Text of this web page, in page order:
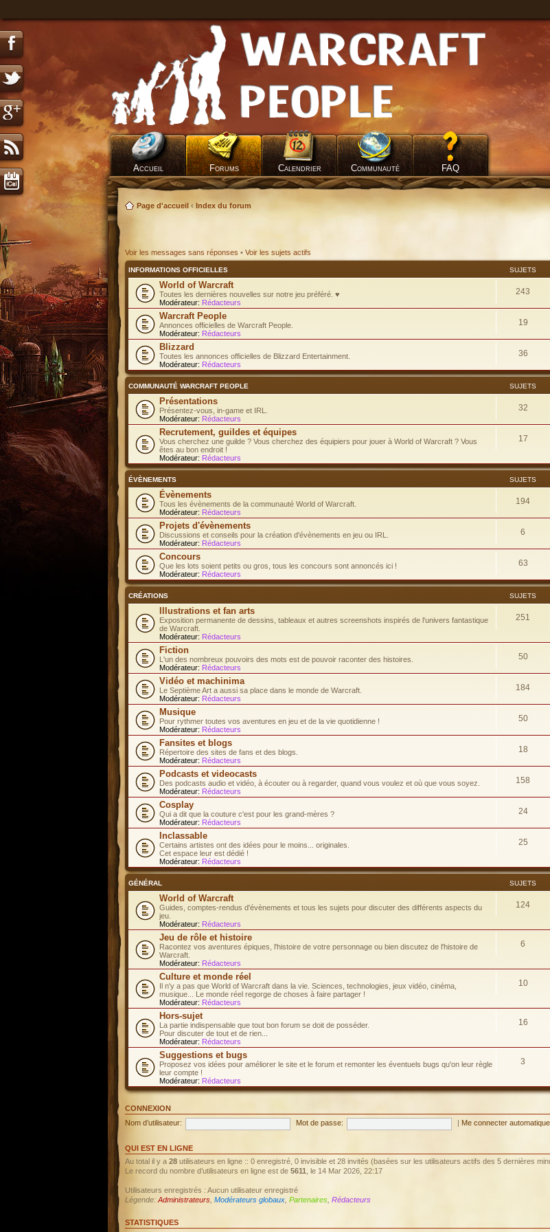
Accueil Forums Calendrier Communauté FAQ
Page d'accueil ‹ Index du forum
Voir les messages sans réponses • Voir les sujets actifs
INFORMATIONS OFFICIELLES SUJETS
World of Warcraft
Toutes les dernières nouvelles sur notre jeu préféré. ♥
Modérateur: Rédacteurs
243
Warcraft People
Annonces officielles de Warcraft People.
Modérateur: Rédacteurs
19
Blizzard
Toutes les annonces officielles de Blizzard Entertainment.
Modérateur: Rédacteurs
36
COMMUNAUTÉ WARCRAFT PEOPLE SUJETS
Présentations
Présentez-vous, in-game et IRL.
Modérateur: Rédacteurs
32
Recrutement, guildes et équipes
Vous cherchez une guilde ? Vous cherchez des équipiers pour jouer à World of Warcraft ? Vous
êtes au bon endroit !
Modérateur: Rédacteurs
17
ÉVÈNEMENTS SUJETS
Évènements
Tous les évènements de la communauté World of Warcraft.
Modérateur: Rédacteurs
194
Projets d'évènements
Discussions et conseils pour la création d'évènements en jeu ou IRL.
Modérateur: Rédacteurs
6
Concours
Que les lots soient petits ou gros, tous les concours sont annoncés ici !
Modérateur: Rédacteurs
63
CRÉATIONS SUJETS
Illustrations et fan arts
Exposition permanente de dessins, tableaux et autres screenshots inspirés de l'univers fantastique
de Warcraft.
Modérateur: Rédacteurs
251
Fiction
L'un des nombreux pouvoirs des mots est de pouvoir raconter des histoires.
Modérateur: Rédacteurs
50
Vidéo et machinima
Le Septième Art a aussi sa place dans le monde de Warcraft.
Modérateur: Rédacteurs
184
Musique
Pour rythmer toutes vos aventures en jeu et de la vie quotidienne !
Modérateur: Rédacteurs
50
Fansites et blogs
Répertoire des sites de fans et des blogs.
Modérateur: Rédacteurs
18
Podcasts et videocasts
Des podcasts audio et vidéo, à écouter ou à regarder, quand vous voulez et où que vous soyez.
Modérateur: Rédacteurs
158
Cosplay
Qui a dit que la couture c'est pour les grand-mères ?
Modérateur: Rédacteurs
24
Inclassable
Certains artistes ont des idées pour le moins... originales.
Cet espace leur est dédié !
Modérateur: Rédacteurs
25
GÉNÉRAL SUJETS
World of Warcraft
Guides, comptes-rendus d'évènements et tous les sujets pour discuter des différents aspects du
jeu.
Modérateur: Rédacteurs
124
Jeu de rôle et histoire
Racontez vos aventures épiques, l'histoire de votre personnage ou bien discutez de l'histoire de
Warcraft.
Modérateur: Rédacteurs
6
Culture et monde réel
Il n'y a pas que World of Warcraft dans la vie. Sciences, technologies, jeux vidéo, cinéma,
musique... Le monde réel regorge de choses à faire partager !
Modérateur: Rédacteurs
10
Hors-sujet
La partie indispensable que tout bon forum se doit de posséder.
Pour discuter de tout et de rien...
Modérateur: Rédacteurs
16
Suggestions et bugs
Proposez vos idées pour améliorer le site et le forum et remonter les éventuels bugs qu'on leur règle
leur compte !
Modérateur: Rédacteurs
3
CONNEXION
Nom d’utilisateur:
Mot de passe: Me connecter
QUI EST EN LIGNE
Au total il y a 28 utilisateurs en ligne :: 0 enregistré, 0 invisible et 28 invités (basées sur les utilisateurs actifs des 5 dernières
Le record du nombre d’utilisateurs en ligne est de 5611 , le 14 Mar 2026, 22:17
Utilisateurs enregistrés : Aucun utilisateur enregistré
Légende: Administrateurs Modérateurs globaux Partenaires Rédacteurs
STATISTIQUES